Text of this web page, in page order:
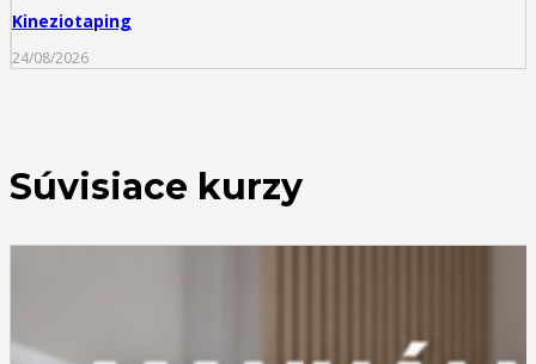
Kineziotaping
24/08/2026
Súvisiace kurzy